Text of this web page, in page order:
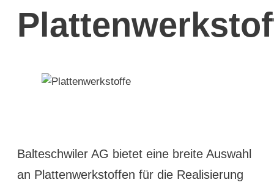
Balteschwiler AG bietet eine breite Auswahl
an Plattenwerkstoffen für die Realisierung